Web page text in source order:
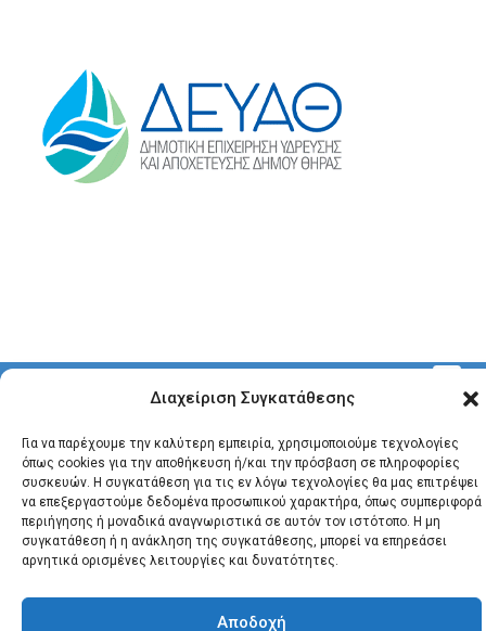
Διαχείριση Συγκατάθεσης
Για να παρέχουμε την καλύτερη εμπειρία, χρησιμοποιούμε τεχνολογίες
όπως cookies για την αποθήκευση ή/και την πρόσβαση σε πληροφορίες
συσκευών. Η συγκατάθεση για τις εν λόγω τεχνολογίες θα μας επιτρέψει
να επεξεργαστούμε δεδομένα προσωπικού χαρακτήρα, όπως συμπεριφορά
περιήγησης ή μοναδικά αναγνωριστικά σε αυτόν τον ιστότοπο. Η μη
συγκατάθεση ή η ανάκληση της συγκατάθεσης, μπορεί να επηρεάσει
αρνητικά ορισμένες λειτουργίες και δυνατότητες.
Αποδοχή
κατοχυρωμένα.